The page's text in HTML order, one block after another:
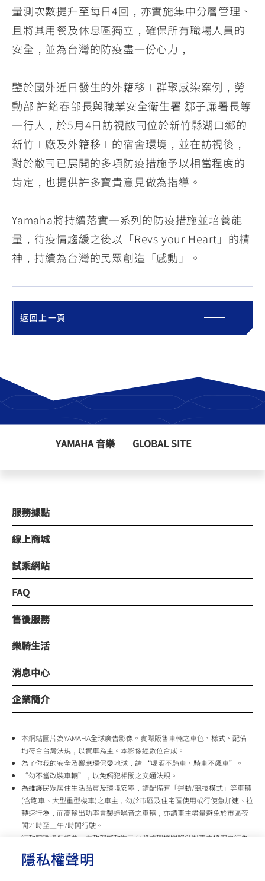
隱私權聲明
量測次數提升至每日4回，亦實施集中分層管理、
且將其用餐及休息區獨立，確保所有職場人員的
安全，並為台灣的防疫盡一份心力，
鑒於國外近日發生的外籍移工群聚感染案例，勞
動部 許銘春部長與職業安全衛生署 鄒子廉署長等
一行人，於5月4日訪視敝司位於新竹縣湖口鄉的
新竹工廠及外籍移工的宿舍環境，並在訪視後，
對於敝司已展開的多項防疫措施予以相當程度的
肯定，也提供許多寶貴意見做為指導。
Yamaha將持續落實一系列的防疫措施並培養能
量，待疫情趨緩之後以「Revs your Heart」的精
神，持續為台灣的民眾創造「感動」。
返回上一頁
YAMAHA 音樂 GLOBAL SITE
服務據點
線上商城
試乘網站
FAQ
售後服務
樂騎生活
消息中心
企業簡介
本網站圖片為YAMAHA全球廣告影像。實際販售車輛之車色、樣式、配備
均符合台灣法規，以實車為主。本影像經數位合成。
為了你我的安全及響應環保愛地球，請 “喝酒不騎車、騎車不飆車”。
“勿不當改裝車輛”，以免觸犯相關之交通法規。
為維護民眾居住生活品質及環境安寧，請配備有「運動/競技模式」等車輛
(含跑車、大型重型機車)之車主，勿於市區及住宅區使用或行使急加速、拉
轉速行為，而高輸出功率會製造噪音之車輛，亦請車主盡量避免於市區夜
間21時至上午7時間行駛。
行政院環境保護署、內政部警政署及公路監理機關將針對車主擾寧之行為
台灣山葉機車 關心您